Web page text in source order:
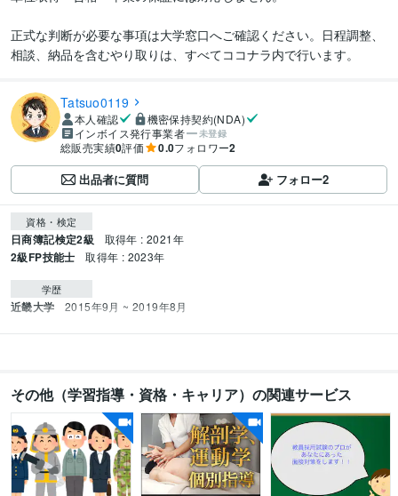
正式な判断が必要な事項は大学窓口へご確認ください。日程調整、
相談、納品を含むやり取りは、すべてココナラ内で行います。
Tatsuo0119
本人確認
機密保持契約(NDA)
インボイス発行事業者
未登録
総販売実績0評価 0.0フォロワー2
出品者に質問 フォロー2
資格・検定
日商簿記検定2級 取得年 : 2021年
2級FP技能士 取得年 : 2023年
学歴
近畿大学 2015年9月 ~ 2019年8月
その他（学習指導・資格・キャリア）の関連サービス